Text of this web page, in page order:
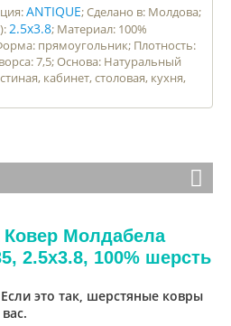
ANTIQUE; Сделано в: Молдова;
2.5x3.8; Материал: 100%
прямоугольник; Плотность:
7,5; Основа: Натуральный
кабинет, столовая, кухня,
Ковер Молдабела
2.5x3.8, 100% шерсть
это так, шерстяные ковры